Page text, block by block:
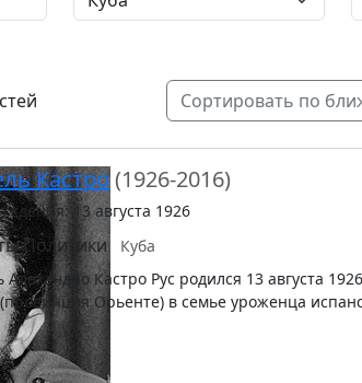
Сортировать по
Кастро(1926-2016)
13 августа 1926
Политики
Куба
Кастро Рус родился 13 августа
Орьенте) в семье уроженца